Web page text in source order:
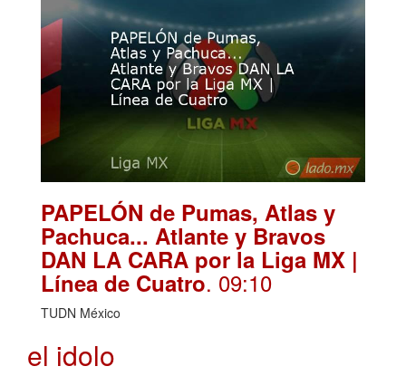
PAPELÓN de Pumas, Atlas y
Pachuca... Atlante y Bravos
DAN LA CARA por la Liga MX |
Línea de Cuatro. 09:10
TUDN México
el idolo